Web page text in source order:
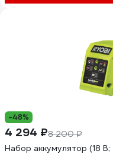
-48%
4 294 ₽8 200 ₽
Набор аккумулятор (18